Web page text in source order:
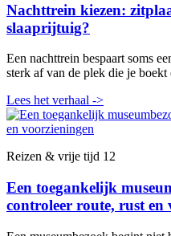
Nachttrein kiezen:
slaaprijtuig?
Een nachttrein bespaart soms
sterk af van de plek die je
Lees het verhaal ->
Reizen & vrije tijd 12
Een toegankelijk
controleer route, rust en